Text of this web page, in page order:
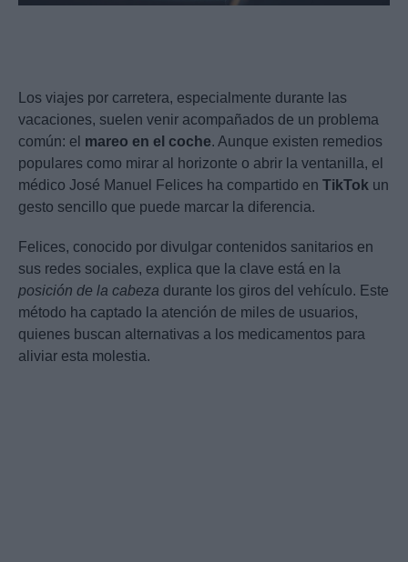
Los viajes por carretera, especialmente durante las
vacaciones, suelen venir acompañados de un problema
común: el mareo en el coche. Aunque existen remedios
populares como mirar al horizonte o abrir la ventanilla, el
médico José Manuel Felices ha compartido en TikTok un
gesto sencillo que puede marcar la diferencia.
Felices, conocido por divulgar contenidos sanitarios en
sus redes sociales, explica que la clave está en la
posición de la cabeza durante los giros del vehículo. Este
método ha captado la atención de miles de usuarios,
quienes buscan alternativas a los medicamentos para
aliviar esta molestia.